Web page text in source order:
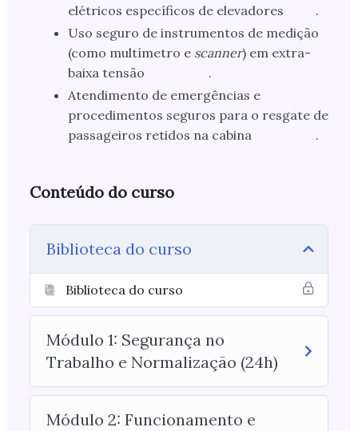
elétricos específicos de elevadores
.
Uso seguro de instrumentos de medição
(como multímetro e scanner) em extra-
baixa tensão
.
Atendimento de emergências e
procedimentos seguros para o resgate de
passageiros retidos na cabina
.
Conteúdo do curso
Biblioteca do curso
Biblioteca do curso
Módulo 1: Segurança no
Trabalho e Normalização (24h)
Módulo 2: Funcionamento e